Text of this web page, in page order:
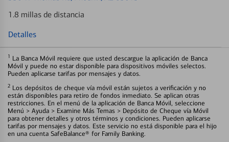
1.8 millas de distancia
Detalles
1 La Banca Móvil requiere que usted descargue la aplicación de Banca
Móvil y puede no estar disponible para dispositivos móviles selectos.
Pueden aplicarse tarifas por mensajes y datos.
2 Los depósitos de cheque vía móvil están sujetos a verificación y no
están disponibles para retiro de fondos inmediato. Se aplican otras
restricciones. En el menú de la aplicación de Banca Móvil, seleccione
Menú > Ayuda > Examine Más Temas > Depósito de Cheque vía Móvil
para obtener detalles y otros términos y condiciones. Pueden aplicarse
tarifas por mensajes y datos. Este servicio no está disponible para el hijo
en una cuenta SafeBalance® for Family Banking.